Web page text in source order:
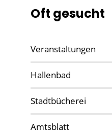
Oft gesucht
Veranstaltungen
Hallenbad
Stadtbücherei
Amtsblatt